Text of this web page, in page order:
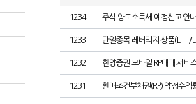
1234 주식 양도소득세 예정신고 안내
1233 단일종목 레버리지 상품(ETF/
1232 한양증권 모바일 RP매매 서비
1231 환매조건부채권(RP) 약정수익